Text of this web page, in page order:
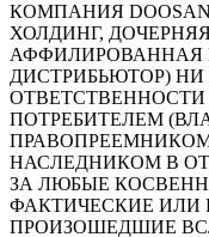
КОМПАНИЯ
ХОЛДИНГ,
ДИСТРИБЬЮТОР)
ПОТРЕБИТЕЛЕМ
НАСЛЕДНИКОМ В
ЗА ЛЮБЫЕ
ФАКТИЧЕСКИЕ ИЛИ
ПРОИЗОШЕДШИЕ